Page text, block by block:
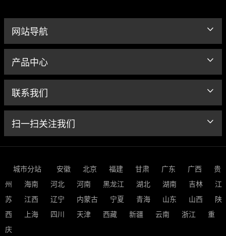
网站导航
产品中心
联系我们
扫一扫关注我们
城市分站 安徽 北京 福建 甘肃 广东 广西
贵
州
海南 河北 河南 黑龙江 湖北 湖南 吉林
江
苏
江西 辽宁 内蒙古 宁夏 青海 山东 山西
陕
西
上海 四川 天津 西藏 新疆 云南 浙江
重
庆